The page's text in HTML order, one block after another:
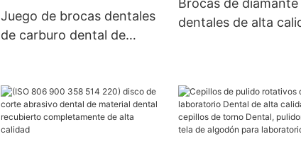
Juego de brocas dentales
de carburo dental de
certificación CE FG/RA
Brocas de diamante
dentales de alta